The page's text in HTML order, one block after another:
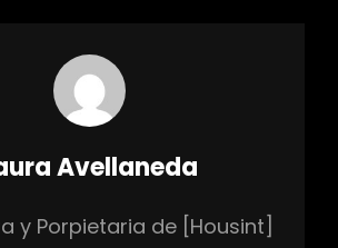
Avellaneda
y Porpietaria de [Housint]